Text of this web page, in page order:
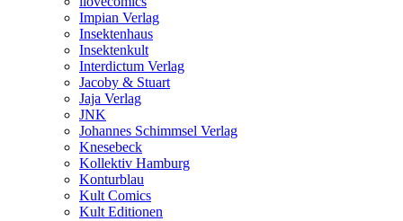
Impian Verlag
Insektenhaus
Insektenkult
Interdictum Verlag
Jacoby & Stuart
Jaja Verlag
JNK
Johannes Schimmsel Verlag
Knesebeck
Kollektiv Hamburg
Konturblau
Kult Comics
Kult Editionen